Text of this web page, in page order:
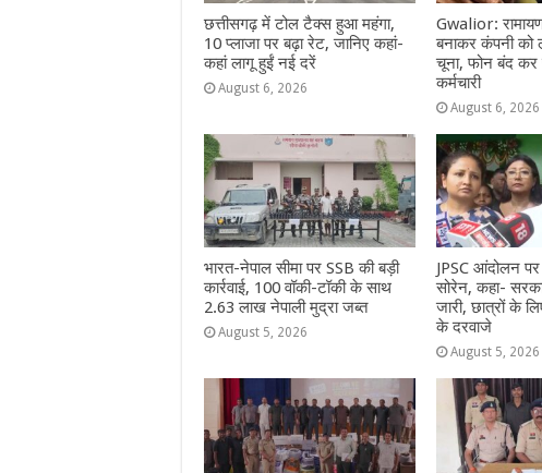
छत्तीसगढ़ में टोल टैक्स हुआ महंगा,
10 प्लाजा पर बढ़ा रेट, जानिए कहां-
कहां लागू हुईं नई दरें
August 6, 2026
Gwalior: रामायण
बनाकर कंपनी को
चूना, फोन बंद कर
कर्मचारी
August 6, 2026
भारत-नेपाल सीमा पर SSB की बड़ी
कार्रवाई, 100 वॉकी-टॉकी के साथ
2.63 लाख नेपाली मुद्रा जब्त
August 5, 2026
JPSC आंदोलन
सोरेन, कहा-
जारी, छात्रों के
के दरवाजे
August 5, 2026